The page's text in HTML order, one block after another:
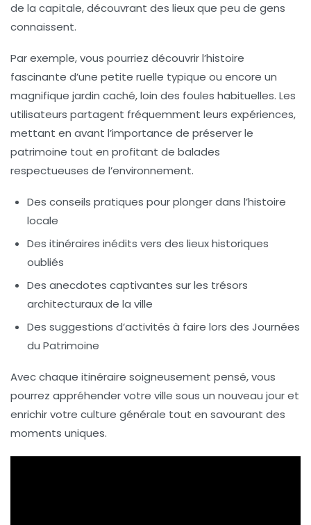
de la capitale, découvrant des lieux que peu de gens
connaissent.
Par exemple, vous pourriez découvrir l’histoire
fascinante d’une petite ruelle typique ou encore un
magnifique jardin caché, loin des foules habituelles. Les
utilisateurs partagent fréquemment leurs expériences,
mettant en avant l’importance de préserver le
patrimoine tout en profitant de balades
respectueuses de l’environnement.
Des conseils pratiques pour plonger dans l’histoire
locale
Des itinéraires inédits vers des lieux historiques
oubliés
Des anecdotes captivantes sur les trésors
architecturaux de la ville
Des suggestions d’activités à faire lors des Journées
du Patrimoine
Avec chaque itinéraire soigneusement pensé, vous
pourrez appréhender votre ville sous un nouveau jour et
enrichir votre culture générale tout en savourant des
moments uniques.